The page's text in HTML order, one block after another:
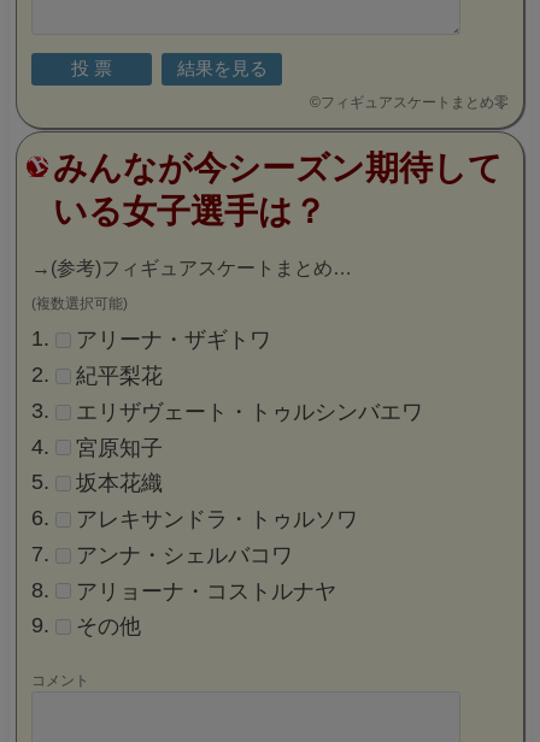
©フィギュアスケートまとめ零
みんなが今シーズン期待して
いる女子選手は？
→ (参考)フィギュアスケートまとめ…
(複数選択可能)
アリーナ・ザギトワ
紀平梨花
エリザヴェート・トゥルシンバエワ
宮原知子
坂本花織
アレキサンドラ・トゥルソワ
アンナ・シェルバコワ
アリョーナ・コストルナヤ
その他
コメント